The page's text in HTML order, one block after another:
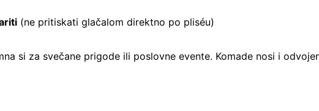
(ne pritiskati glačalom direktno po pliséu)
si za svečane prigode ili poslovne evente. Komade nosi i